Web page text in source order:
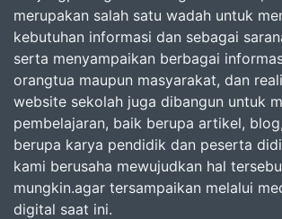
merupakan salah satu wadah untuk
kebutuhan informasi dan sebagai
serta menyampaikan berbagai
orangtua maupun masyarakat, dan
website sekolah juga dibangun untuk
pembelajaran, baik berupa artikel,
berupa karya pendidik dan peserta
kami berusaha mewujudkan hal
mungkin.agar tersampaikan melalui
digital saat ini.